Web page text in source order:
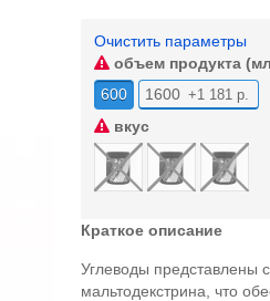
Очистить параметры
объем продукта
600
1600 +1 181 р.
вкус
Краткое описание
Углеводы представлены
мальтодекстрина, что